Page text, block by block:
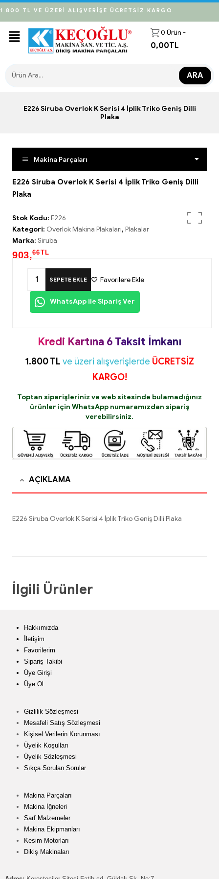
1.800 TL VE ÜZERİ ALIŞVERİŞE ÜCRETSİZ KARGO
0 Ürün -
0,00TL
ARA
E226 Siruba Overlok K Serisi 4 İplik Triko Geniş Dilli
Plaka
Makina Parçaları
E226 Siruba Overlok K Serisi 4 İplik Triko Geniş Dilli
Plaka
Stok Kodu: E226
Kategori: Overlok Makina Plakaları, Plakalar
Marka: Siruba
903,66TL
SEPETE EKLE Favorilere Ekle
WhatsApp ile Sipariş Ver
Kredi Kartına 6 Taksit İmkanı
1.800 TL ve üzeri alışverişlerde ÜCRETSİZ
KARGO!
Toptan siparişleriniz ve web sitesinde bulamadığınız
ürünler için WhatsApp numaramızdan sipariş
verebilirsiniz.
AÇIKLAMA
E226 Siruba Overlok K Serisi 4 İplik Triko Geniş Dilli Plaka
İlgili Ürünler
Hakkımızda
İletişim
Favorilerim
Sipariş Takibi
Üye Girişi
Üye Ol
Gizlilik Sözleşmesi
Mesafeli Satış Sözleşmesi
Kişisel Verilerin Korunması
Üyelik Koşulları
Üyelik Sözleşmesi
Sıkça Sorulan Sorular
Makina Parçaları
Makina İğneleri
Sarf Malzemeler
Makina Ekipmanları
Kesim Motorları
Dikiş Makinaları